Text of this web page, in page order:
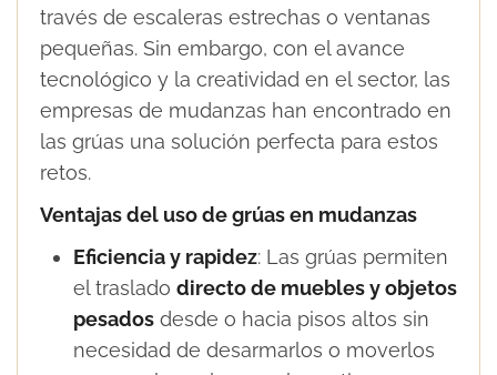
través de escaleras estrechas o ventanas
pequeñas. Sin embargo, con el avance
tecnológico y la creatividad en el sector, las
empresas de mudanzas han encontrado en
las grúas una solución perfecta para estos
retos.
Ventajas del uso de grúas en mudanzas
Eficiencia y rapidez: Las grúas permiten
el traslado directo de muebles y objetos
pesados desde o hacia pisos altos sin
necesidad de desarmarlos o moverlos